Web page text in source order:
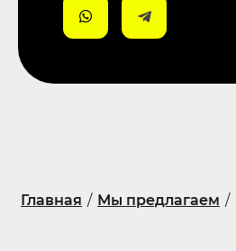
Главная / Мы предлагаем /